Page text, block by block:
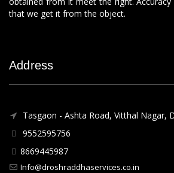
that we get it from the object.
Address
Tasgaon - Ashta Road, Vitthal Nagar,
9552595756
8669445987
Info@droshraddhaservices.co.in